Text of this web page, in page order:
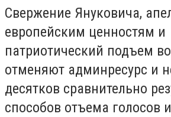
Свержение Януковича,
европейским ценностям и
патриотический подъем
отменяют админресурс и
десятков сравнительно
способов отъема голосов